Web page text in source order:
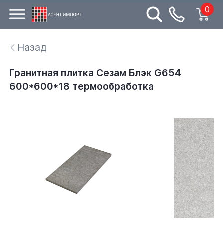
0
Назад
Гранитная плитка Сезам Блэк G654
600*600*18 термообработка